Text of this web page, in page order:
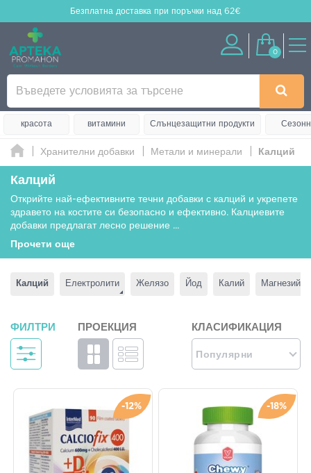
Безплатна доставка при поръчки над 62€
0
красота витамини Слънцезащитни продукти
Хранителни добавки Метали и минерали Калций
Калций
Открийте най-ефективните течни добавки с калций и укрепете
здравето на костите си безопасно и ефективно. Калциевите
добавки предлагат лесно решение ...
Прочети още
Калций Електролити Желязо Йод Калий Магнезий
ФИЛТРИ ПРОЕКЦИЯ КЛАСИФИКАЦИЯ
Популярни
-12% -18%